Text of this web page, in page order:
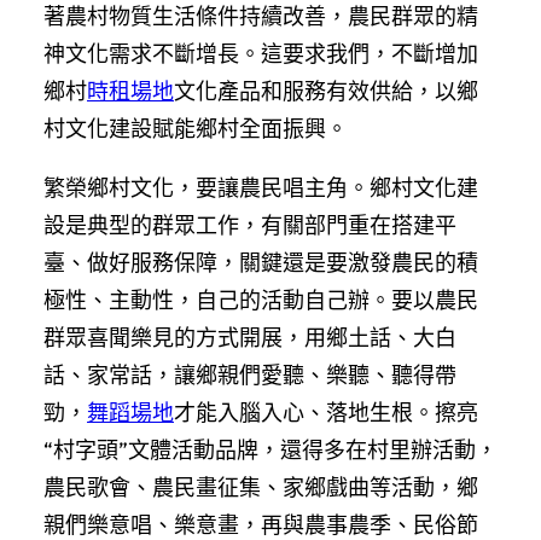
著農村物質生活條件持續改善，農民群眾的精
神文化需求不斷增長。這要求我們，不斷增加
鄉村時租場地文化產品和服務有效供給，以鄉
村文化建設賦能鄉村全面振興。
繁榮鄉村文化，要讓農民唱主角。鄉村文化建
設是典型的群眾工作，有關部門重在搭建平
臺、做好服務保障，關鍵還是要激發農民的積
極性、主動性，自己的活動自己辦。要以農民
群眾喜聞樂見的方式開展，用鄉土話、大白
話、家常話，讓鄉親們愛聽、樂聽、聽得帶
勁， 舞蹈場地才能入腦入心、落地生根。擦亮
“村字頭”文體活動品牌，還得多在村里辦活動，
農民歌會、農民畫征集、家鄉戲曲等活動，鄉
親們樂意唱、樂意畫，再與農事農季、民俗節